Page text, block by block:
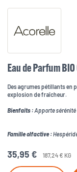
Eau de Parfum
Des agrumes pétillants en
explosion de fraîcheur.
Bienfaits : Apporte
Famille olfactive :
35,95 € 187,24 € KG